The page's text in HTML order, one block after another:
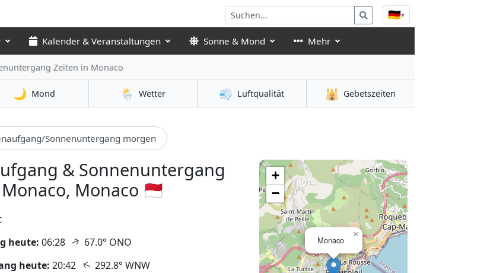
🇩🇪▾
Kalender & Veranstaltungen Sonne & Mond Mehr
Zeiten in Monaco
🌙 Mond 🌦️ Wetter 💨 Luftqualität 🕌 Gebetszeiten
Sonnenuntergang morgen
& Sonnenuntergang
Monaco 🇲🇨
heute: 06:28 ↑ 67.0° ONO
heute: 20:42 ↑ 292.8° WNW
Monaco
×
+
−